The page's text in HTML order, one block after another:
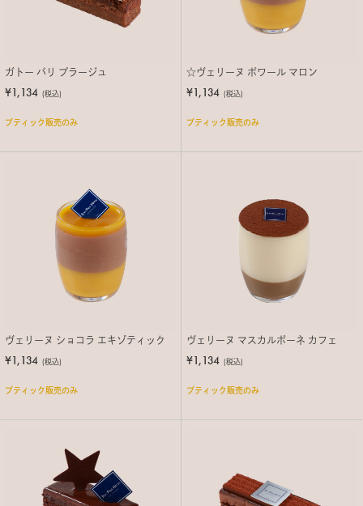
ガトー パリ プラージュ
¥1,134 (税込)
ブティック販売のみ
☆ヴェリーヌ ポワール マロン
¥1,134 (税込)
ブティック販売のみ
ヴェリーヌ ショコラ エキゾティック
¥1,134 (税込)
ブティック販売のみ
ヴェリーヌ マスカルポーネ カフェ
¥1,134 (税込)
ブティック販売のみ